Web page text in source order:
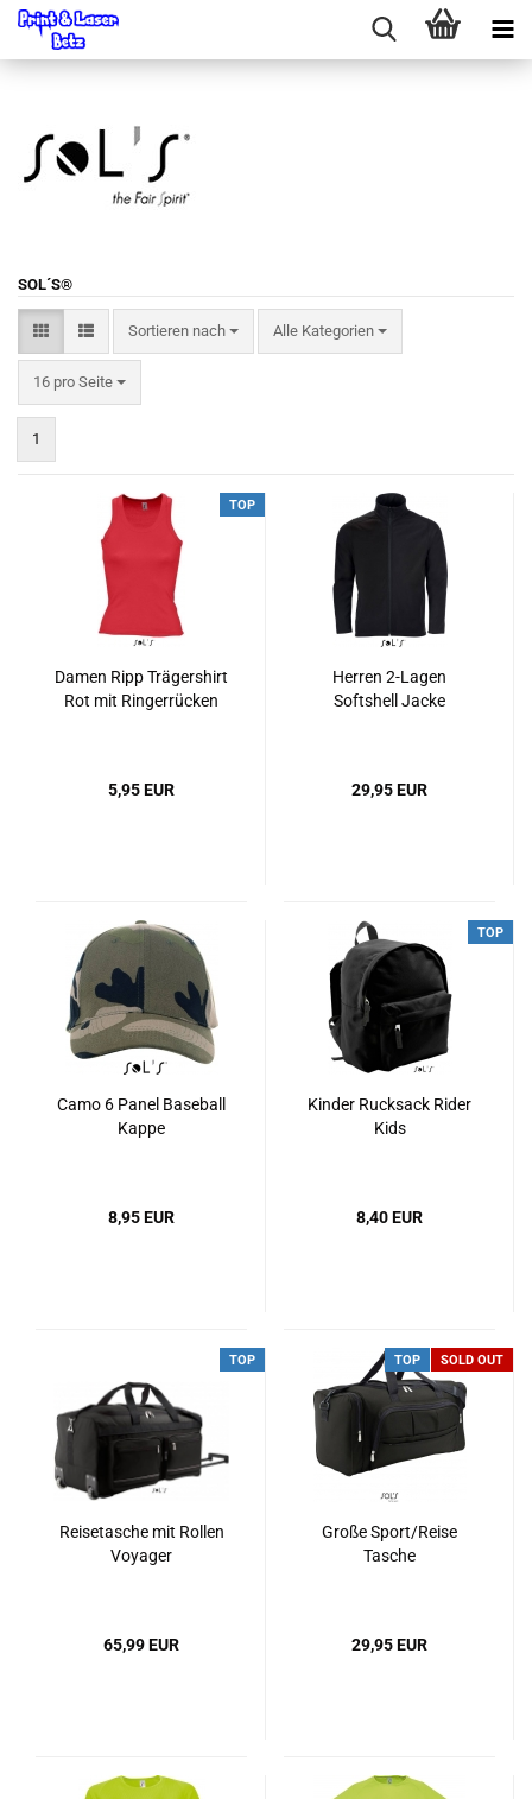
SOL´S®
Sortieren nach
Sortieren nach Alle Kategorien
16 pro Seite
pro Seite
1
TOP
Damen Ripp Trägershirt
Rot mit Ringerrücken
5,95 EUR
Herren 2-Lagen
Softshell Jacke
29,95 EUR
Camo 6 Panel Baseball
Kappe
8,95 EUR
TOP
Kinder Rucksack Rider
Kids
8,40 EUR
TOP
Reisetasche mit Rollen
Voyager
65,99 EUR
TOP SOLD OUT
Große Sport/Reise
Tasche
29,95 EUR